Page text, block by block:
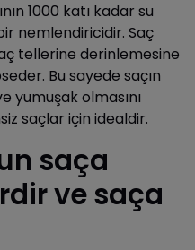
1000 katı kadar su
nemlendiricidir. Saç
tellerine derinlemesine
Bu sayede saçın
yumuşak olmasını
saçlar için idealdir.
saça
ve saça